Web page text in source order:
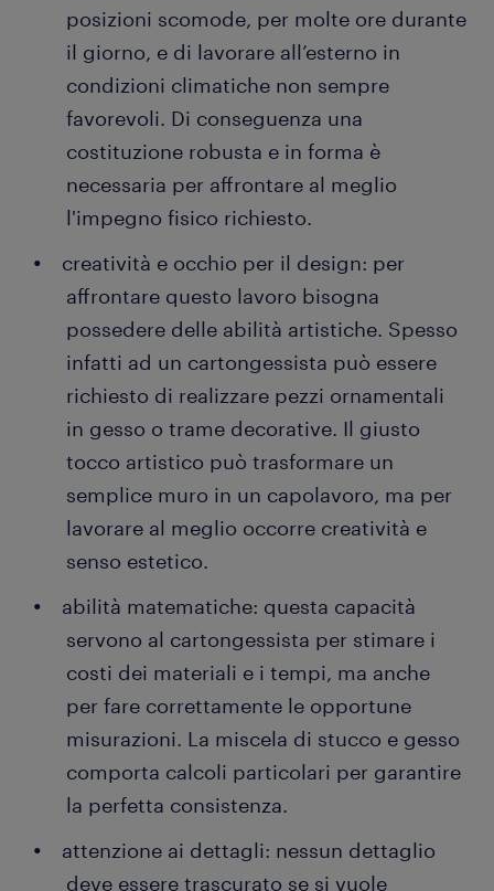
posizioni scomode, per molte ore durante
il giorno, e di lavorare all’esterno in
condizioni climatiche non sempre
favorevoli. Di conseguenza una
costituzione robusta e in forma è
necessaria per affrontare al meglio
l'impegno fisico richiesto.
creatività e occhio per il design: per
affrontare questo lavoro bisogna
possedere delle abilità artistiche. Spesso
infatti ad un cartongessista può essere
richiesto di realizzare pezzi ornamentali
in gesso o trame decorative. Il giusto
tocco artistico può trasformare un
semplice muro in un capolavoro, ma per
lavorare al meglio occorre creatività e
senso estetico.
abilità matematiche: questa capacità
servono al cartongessista per stimare i
costi dei materiali e i tempi, ma anche
per fare correttamente le opportune
misurazioni. La miscela di stucco e gesso
comporta calcoli particolari per garantire
la perfetta consistenza.
attenzione ai dettagli: nessun dettaglio
deve essere trascurato se si vuole